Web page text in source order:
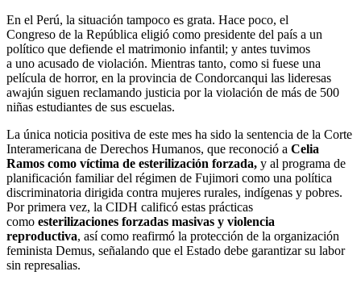
En el Perú, la situación tampoco es grata. Hace poco, el
Congreso de la República eligió como presidente del país a un
político que defiende el matrimonio infantil; y antes tuvimos
a uno acusado de violación. Mientras tanto, como si fuese una
película de horror, en la provincia de Condorcanqui las lideresas
awajún siguen reclamando justicia por la violación de más de 500
niñas estudiantes de sus escuelas.
La única noticia positiva de este mes ha sido la sentencia de la Corte
Interamericana de Derechos Humanos, que reconoció a Celia
Ramos como víctima de esterilización forzada, y al programa de
planificación familiar del régimen de Fujimori como una política
discriminatoria dirigida contra mujeres rurales, indígenas y pobres.
Por primera vez, la CIDH calificó estas prácticas
como esterilizaciones forzadas masivas y violencia
reproductiva, así como reafirmó la protección de la organización
feminista Demus, señalando que el Estado debe garantizar su labor
sin represalias.